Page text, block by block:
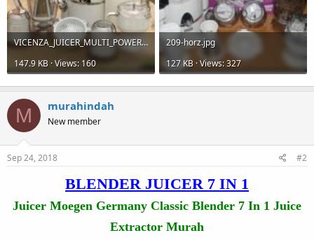
VICENZA_JUICER_MULTI_POWER_TURBO_BLENDER_7_IN_1_VT_337_ALAT_-horz.jpg
147.9 KB · Views: 160
209-horz.jpg
127 KB · Views: 327
M murahindah
New member
Sep 24, 2018 #2
BLENDER JUICER 7 IN 1
Juicer Moegen Germany Classic Blender 7 In 1 Juice
Extractor Murah